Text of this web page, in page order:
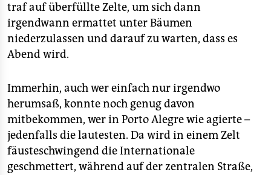
traf auf überfüllte Zelte, um sich dann
irgendwann ermattet unter Bäumen
niederzulassen und darauf zu warten, dass es
Abend wird.
Immerhin, auch wer einfach nur irgendwo
herumsaß, konnte noch genug davon
mitbekommen, wer in Porto Alegre wie agierte –
jedenfalls die lautesten. Da wird in einem Zelt
fäusteschwingend die Internationale
geschmettert, während auf der zentralen Straße,